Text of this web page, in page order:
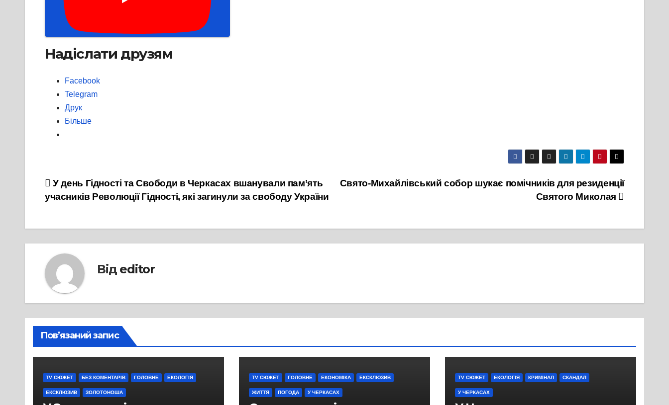
Надіслати друзям
Facebook
Telegram
Друк
Більше
Навігація
записів
Свято-Михайлівський собор шукає помічників для резиденції
Святого Миколая
У день Гідності та Свободи в Черкасах вшанували пам’ять
учасників Революції Гідності, які загинули за свободу України
Від editor
Пов’язаний запис
TV СЮЖЕТ БЕЗ КОМЕНТАРІВ ГОЛОВНЕ ЕКОЛОГІЯ
ЕКСКЛЮЗИВ ЗОЛОТОНОША
TV СЮЖЕТ ГОЛОВНЕ ЕКОНОМІКА ЕКСКЛЮЗИВ
ЖИТТЯ ПОГОДА У ЧЕРКАСАХ
TV СЮЖЕТ ЕКОЛОГІЯ КРИМІНАЛ СКАНДАЛ
У ЧЕРКАСАХ